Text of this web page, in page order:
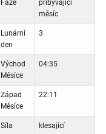
Fáze
přibývající
měsíc
Lunární
den
3
Východ
Měsíce
04:35
Západ
Měsíce
22:11
Síla klesající